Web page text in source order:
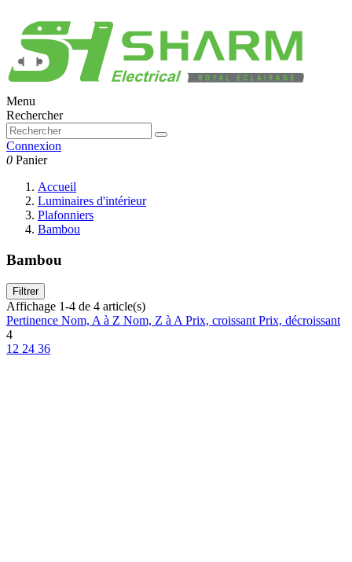
Menu
Rechercher
Connexion
0 Panier
Accueil
Luminaires d'intérieur
Plafonniers
Bambou
Bambou
Filtrer
Affichage 1-4 de 4 article(s)
Pertinence Nom, A à Z Nom, Z à APrix, croissantPrix, décroissant
4
12 24 36